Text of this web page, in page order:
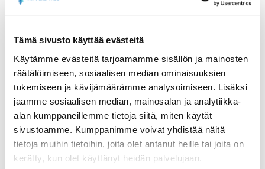
Tämä sivusto käyttää evästeitä
Käytämme evästeitä tarjoamamme sisällön ja mainosten
räätälöimiseen, sosiaalisen median ominaisuuksien
tukemiseen ja kävijämäärämme analysoimiseen. Lisäksi
jaamme sosiaalisen median, mainosalan ja analytiikka-
alan kumppaneillemme tietoja siitä, miten käytät
sivustoamme. Kumppanimme voivat yhdistää näitä
tietoja muihin tietoihin, joita olet antanut heille tai joita on
kerätty, kun olet käyttänyt heidän palvelujaan.
Tarjoilut voi ostaa ennakkoon verkosta viimeistään
Voit tilata tarjoilut haluamasi tapahtuman ”tilaa
tarjoilu”- linkin kautta.
TÄSTÄ VERKKOKAUPPAAN